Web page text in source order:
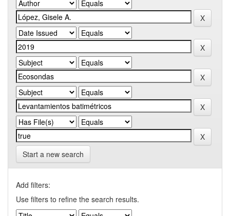
Start a new search
Add filters:
Use filters to refine the search results.